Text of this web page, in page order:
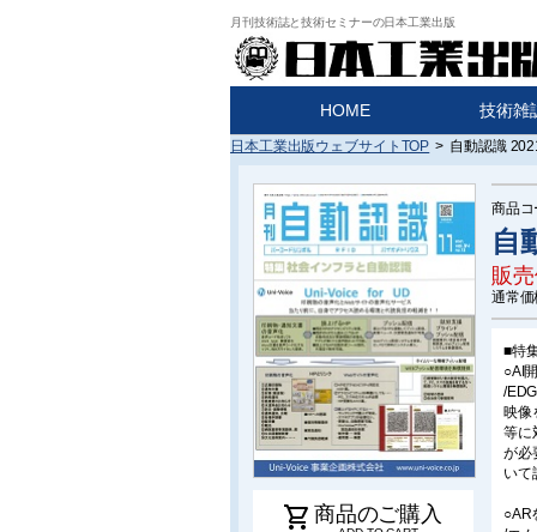
月刊技術誌と技術セミナーの日本工業出版
HOME 技術雑
日本工業出版ウェブサイトTOP > 自動認識
shopping_cart 商品のご購入
商品コ
自
販
通常価
■特
○AI
/
映像
等に
が必
いて
○AR